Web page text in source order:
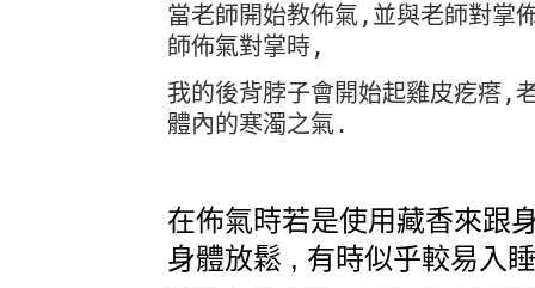
當老師開始教佈氣,並與老師對掌
師佈氣對掌時,
我的後背脖子會開始起雞皮疙瘩,
體內的寒濁之氣.
在佈氣時若是使用藏香來跟
身體放鬆 , 有時似乎較易入